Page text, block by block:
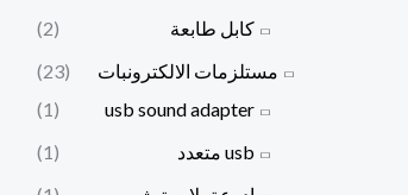
كابل طابعة
(2)
مستلزمات الالكترونبات
(23)
usb sound adapter
(1)
usb متعدد
(1)